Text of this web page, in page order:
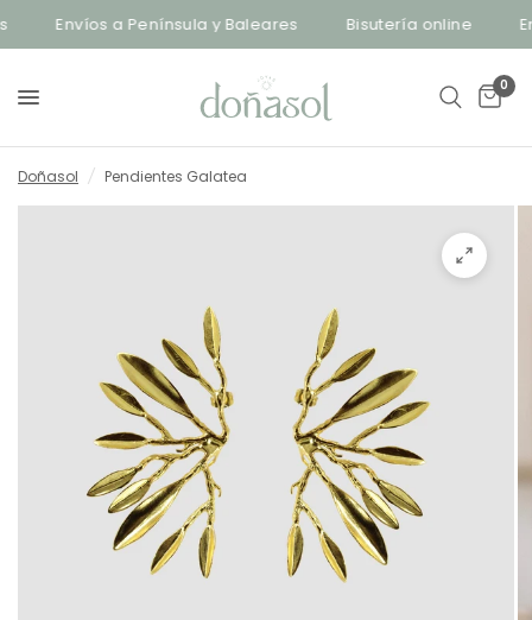
Envíos a Península y Baleares Bisutería online
0
Doñasol / Pendientes Galatea